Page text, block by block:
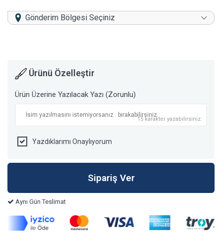
Gönderim Bölgesi Seçiniz
Ürünü Özelleştir
Ürün Üzerine Yazılacak Yazı (Zorunlu)
15 karakter yazabilirsiniz.
Yazdıklarımı Onaylıyorum
Aynı Gün Teslimat